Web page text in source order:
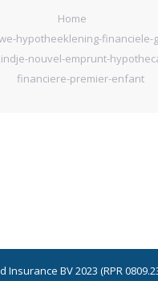
Home
hypotheeklening-financiele-
nouvel-emprunt-
financiere-premier-enfant
Insurance BV 2023 (RPR